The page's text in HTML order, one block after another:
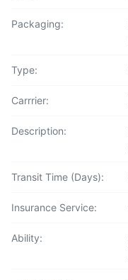
Packaging:
Type:
Carrrier:
Description:
Transit Time (Days):
Insurance Service:
Ability: